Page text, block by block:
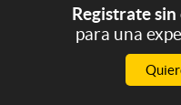
Registrate
para una